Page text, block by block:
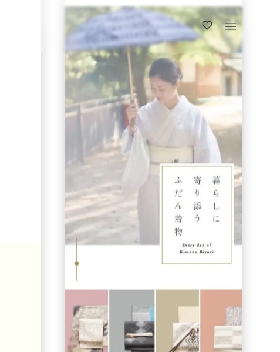
https://www.1rin.info/